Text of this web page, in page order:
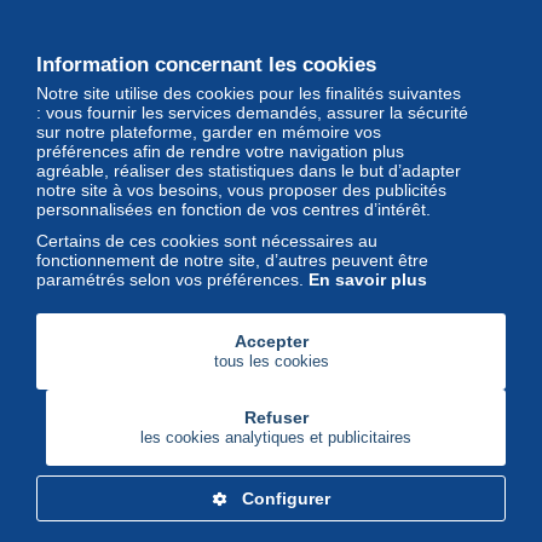
Magazine
Un regard unique et décalé sur
l'univers des timbres et leurs
collectionneurs
Delcampe Corporate
Information concernant les cookies
Notre site utilise des cookies pour les finalités suivantes
: vous fournir les services demandés, assurer la sécurité
sur notre plateforme, garder en mémoire vos
préférences afin de rendre votre navigation plus
agréable, réaliser des statistiques dans le but d’adapter
notre site à vos besoins, vous proposer des publicités
personnalisées en fonction de vos centres d’intérêt.
Certains de ces cookies sont nécessaires au
fonctionnement de notre site, d’autres peuvent être
paramétrés selon vos préférences. En savoir plus
Accepter
tous les cookies
Refuser
les cookies analytiques et publicitaires
Configurer